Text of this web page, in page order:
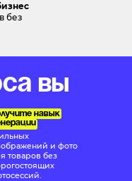
без
вы
навык
и фото
товаров без